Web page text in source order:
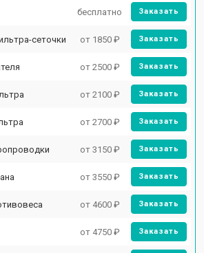
бесплатно Заказать
сеточки от 1850 ₽ Заказать
от 2500 ₽ Заказать
от 2100 ₽ Заказать
от 2700 ₽ Заказать
от 3150 ₽ Заказать
от 3550 ₽ Заказать
от 4600 ₽ Заказать
от 4750 ₽ Заказать